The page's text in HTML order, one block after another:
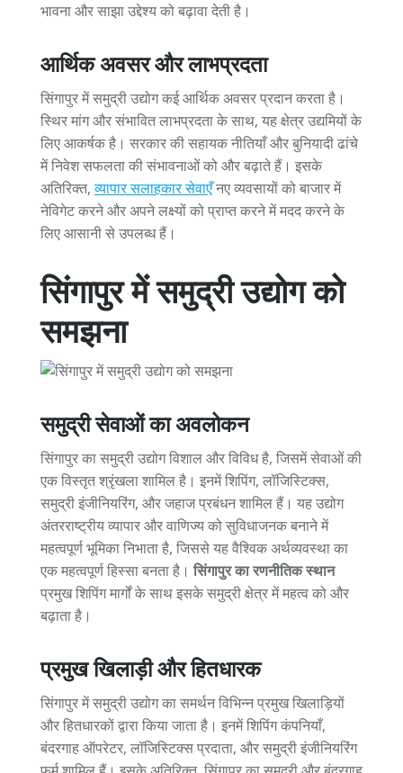
भावना और साझा उद्देश्य को बढ़ावा देती है।
आर्थिक अवसर और लाभप्रदता
सिंगापुर में समुद्री उद्योग कई आर्थिक अवसर प्रदान करता है।
स्थिर मांग और संभावित लाभप्रदता के साथ, यह क्षेत्र उद्यमियों के
लिए आकर्षक है। सरकार की सहायक नीतियाँ और बुनियादी ढांचे
में निवेश सफलता की संभावनाओं को और बढ़ाते हैं। इसके
अतिरिक्त,व्यापार सलाहकार सेवाएँनए व्यवसायों को बाजार में
नेविगेट करने और अपने लक्ष्यों को प्राप्त करने में मदद करने के
लिए आसानी से उपलब्ध हैं।
सिंगापुर में समुद्री उद्योग को
समझना
समुद्री सेवाओं का अवलोकन
सिंगापुर का समुद्री उद्योग विशाल और विविध है, जिसमें सेवाओं की
एक विस्तृत श्रृंखला शामिल है। इनमें शिपिंग, लॉजिस्टिक्स,
समुद्री इंजीनियरिंग, और जहाज प्रबंधन शामिल हैं। यह उद्योग
अंतरराष्ट्रीय व्यापार और वाणिज्य को सुविधाजनक बनाने में
महत्वपूर्ण भूमिका निभाता है, जिससे यह वैश्विक अर्थव्यवस्था का
एक महत्वपूर्ण हिस्सा बनता है।सिंगापुर का रणनीतिक स्थान
प्रमुख शिपिंग मार्गों के साथ इसके समुद्री क्षेत्र में महत्व को और
बढ़ाता है।
प्रमुख खिलाड़ी और हितधारक
सिंगापुर में समुद्री उद्योग का समर्थन विभिन्न प्रमुख खिलाड़ियों
और हितधारकों द्वारा किया जाता है। इनमें शिपिंग कंपनियाँ,
बंदरगाह ऑपरेटर, लॉजिस्टिक्स प्रदाता, और समुद्री इंजीनियरिंग